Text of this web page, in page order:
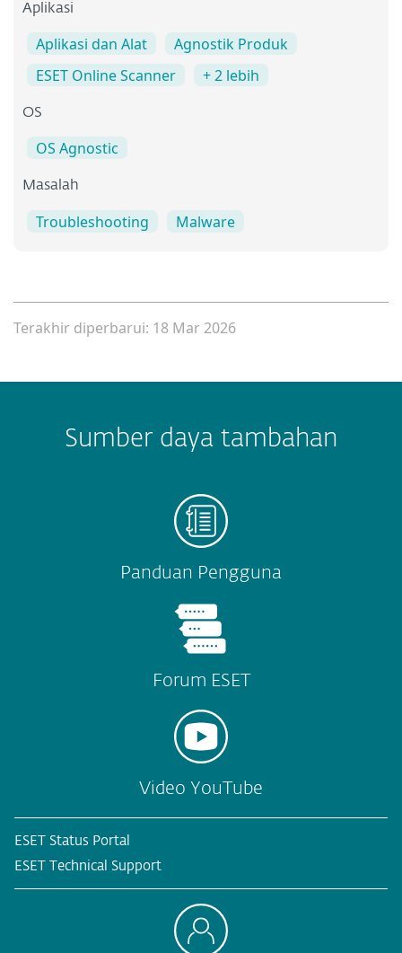
Aplikasi
Aplikasi dan Alat
Agnostik Produk
ESET Online Scanner
+ 2 lebih
OS
OS Agnostic
Masalah
Troubleshooting Malware
Terakhir diperbarui: 18 Mar 2026
Sumber daya tambahan
Panduan Pengguna
Forum ESET
Video YouTube
ESET Status Portal
ESET Technical Support